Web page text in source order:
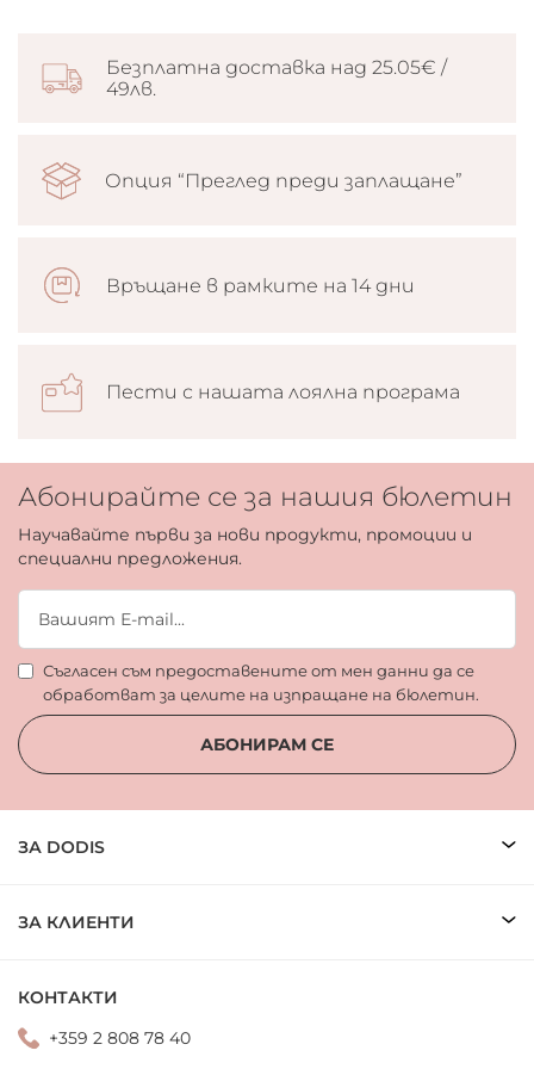
Безплатна доставка над 25.05€ /
49лв.
Опция “Преглед преди заплащане”
Връщане в рамките на 14 дни
Пести с нашата лоялна програма
Абонирайте се за нашия бюлетин
Научавайте първи за нови продукти, промоции и
специални предложения.
Съгласен съм предоставените от мен данни да се
обработват за целите на изпращане на бюлетин.
АБОНИРАМ СЕ
ЗА DODIS
ЗА КЛИЕНТИ
КОНТАКТИ
+359 2 808 78 40